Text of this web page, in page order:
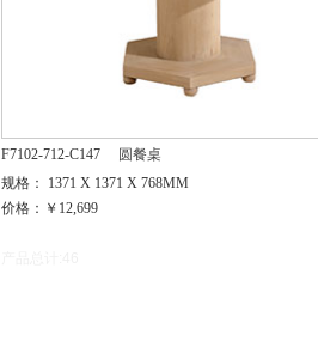
F7102-712-C147
圆餐桌
规格： 1371 X 1371 X 768MM
价格：￥12,699